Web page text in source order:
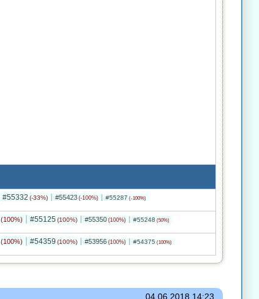
#55332 (-33%) #55423 (-100%) #55287 (-100%)
(100%) #55125 (100%) #55350 (100%) #55248 (50%)
(100%) #54359 (100%) #53956 (100%) #54375 (100%)
04.06.201814:23